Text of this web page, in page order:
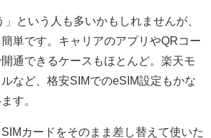
」という人も多いかもしれませんが、
単です。キャリアのアプリやQRコー
通できるケースもほとんど。楽天モ
など、格安SIMでのeSIM設定もかな
す。
カードをそのまま差し替えて使いた